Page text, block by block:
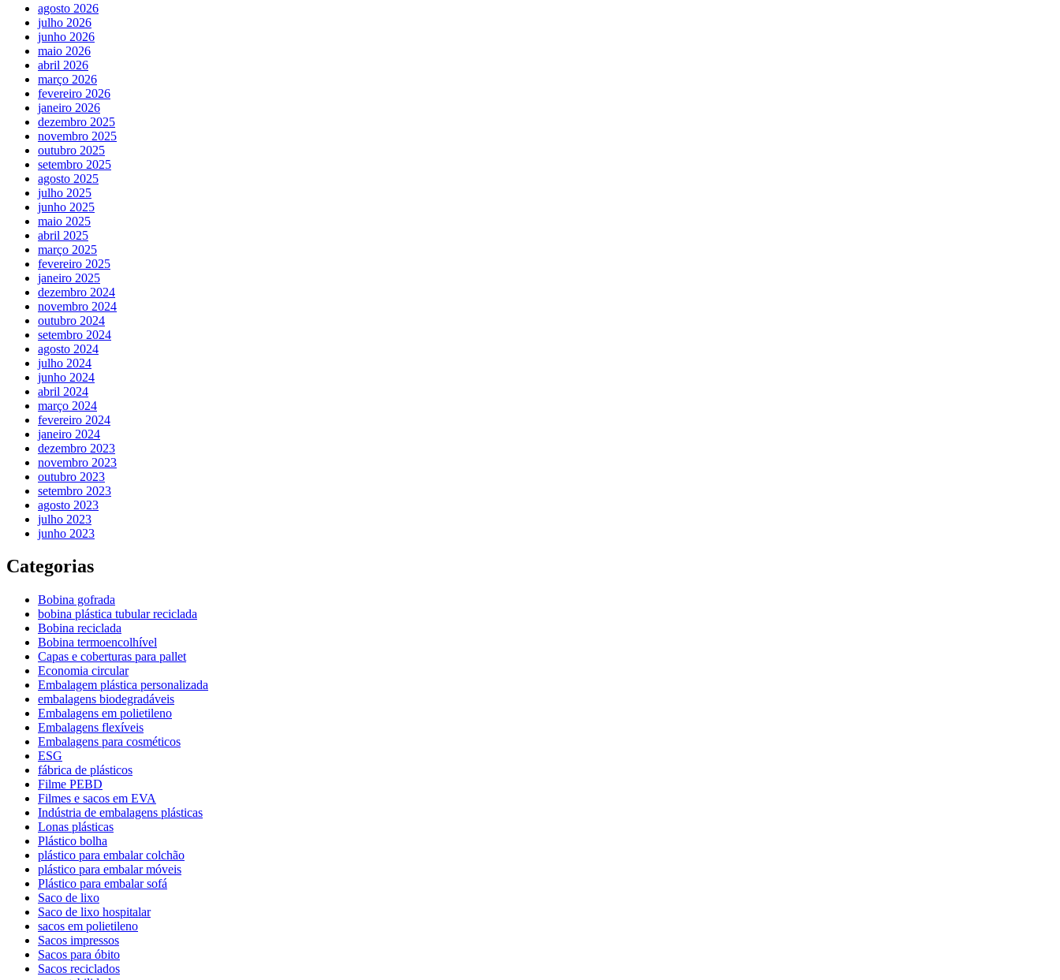
agosto 2026
julho 2026
junho 2026
maio 2026
abril 2026
março 2026
fevereiro 2026
janeiro 2026
dezembro 2025
novembro 2025
outubro 2025
setembro 2025
agosto 2025
julho 2025
junho 2025
maio 2025
abril 2025
março 2025
fevereiro 2025
janeiro 2025
dezembro 2024
novembro 2024
outubro 2024
setembro 2024
agosto 2024
julho 2024
junho 2024
abril 2024
março 2024
fevereiro 2024
janeiro 2024
dezembro 2023
novembro 2023
outubro 2023
setembro 2023
agosto 2023
julho 2023
junho 2023
Categorias
Bobina gofrada
bobina plástica tubular reciclada
Bobina reciclada
Bobina termoencolhível
Capas e coberturas para pallet
Economia circular
Embalagem plástica personalizada
embalagens biodegradáveis
Embalagens em polietileno
Embalagens flexíveis
Embalagens para cosméticos
ESG
fábrica de plásticos
Filme PEBD
Filmes e sacos em EVA
Indústria de embalagens plásticas
Lonas plásticas
Plástico bolha
plástico para embalar colchão
plástico para embalar móveis
Plástico para embalar sofá
Saco de lixo
Saco de lixo hospitalar
sacos em polietileno
Sacos impressos
Sacos para óbito
Sacos reciclados